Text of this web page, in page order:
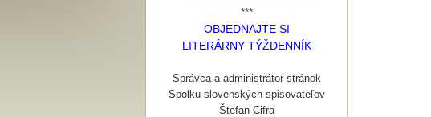
***
OBJEDNAJTE SI
LITERÁRNY TÝŽDENNÍK
Správca a administrátor stránok
Spolku slovenských spisovateľov
Štefan Cifra